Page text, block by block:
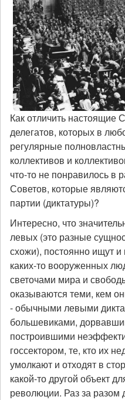
Как отличить настоящие
делегатов, которых в
регулярные
коллективов и
что-то не понравилось в
Советов, которые
партии (диктатуры)?
Интересно, что
левых (это разные
схожи), постоянно ищут и
каких-то вооруженных
светочами мира и
оказываются теми, кем
- обычными левыми
большевиками,
построившими
госсектором, те, кто их
умолкают и отходят в
какой-то другой объект
революции. Раз за разом